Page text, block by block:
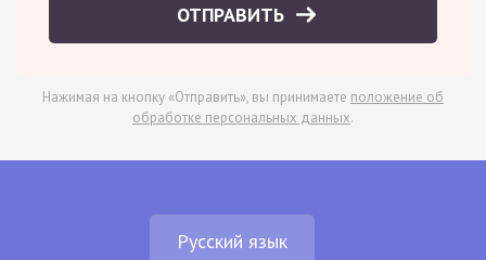
ОТПРАВИТЬ
Нажимая на кнопку «Отправить», вы принимаете положение об
обработке персональных данных.
Русский язык